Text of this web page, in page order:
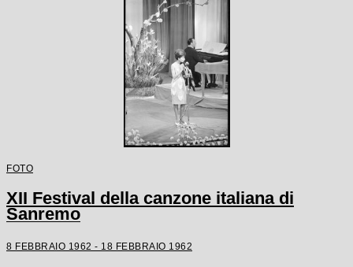
FOTO
XII Festival della canzone italiana di
Sanremo
8 FEBBRAIO 1962 - 18 FEBBRAIO 1962